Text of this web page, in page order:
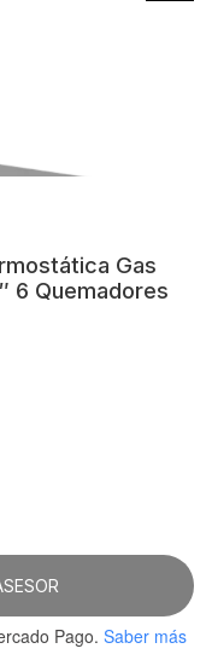
Gas
6 Quemadores
Pago. Saber más